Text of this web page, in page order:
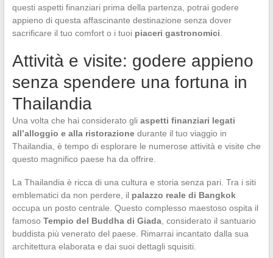
questi aspetti finanziari prima della partenza, potrai godere
appieno di questa affascinante destinazione senza dover
sacrificare il tuo comfort o i tuoi piaceri gastronomici
Attività e visite: godere appieno
senza spendere una fortuna in
Thailandia
Una volta che hai considerato gli aspetti finanziari legati
all’alloggio e alla ristorazionedurante il tuo viaggio in
Thailandia, è tempo di esplorare le numerose attività e visite che
questo magnifico paese ha da offrire.
La Thailandia è ricca di una cultura e storia senza pari. Tra i siti
emblematici da non perdere, il palazzo reale di Bangkok
occupa un posto centrale. Questo complesso maestoso ospita il
famoso Tempio del Buddha di Giada, considerato il santuario
buddista più venerato del paese. Rimarrai incantato dalla sua
architettura elaborata e dai suoi dettagli squisiti.